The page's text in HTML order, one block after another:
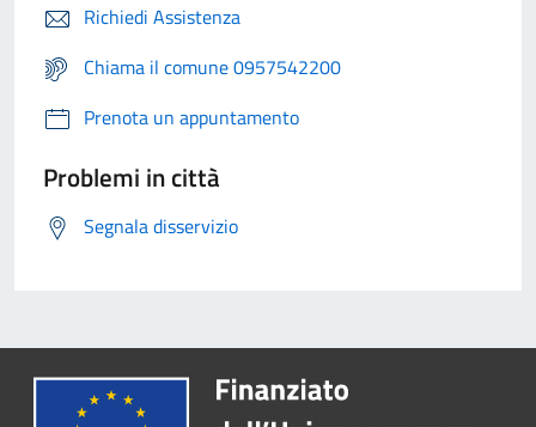
Richiedi Assistenza
Chiama il comune 0957542200
Prenota un appuntamento
Problemi in città
Segnala disservizio